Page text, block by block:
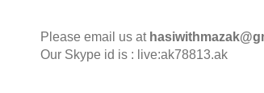
Please email us at
Our Skype id is : live:ak78813.ak